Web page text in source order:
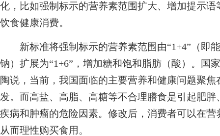
化，比如强制标示的营养素范围扩大、增加提示
饮食健康消费。
新标准将强制标示的营养素范围由“1+4”（即
钠）扩展为“1+6”，增加糖和饱和脂肪（酸）。国
陶说，当前，我国面临的主要营养和健康问题聚
发。而高盐、高脂、高糖等不合理膳食是引起肥
疾病和肿瘤的危险因素。修改后，消费者可以在
从而理性购买食用。